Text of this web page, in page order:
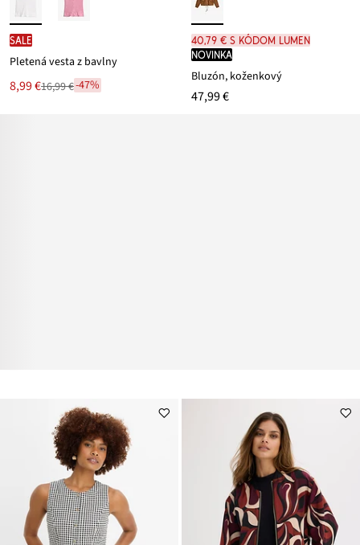
SALE
Pletená vesta z bavlny
Nová
cena
8,99 €
Zľava16,99 €-47%
40,79 € s kódom LUMEN
novinka
Bluzón, koženkový
47,99 €